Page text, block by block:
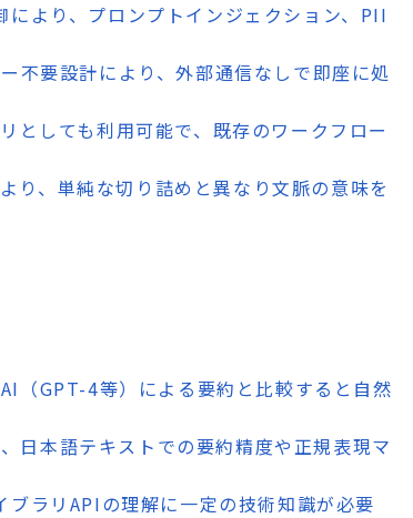
により、プロンプトインジェクション、PII
不要設計により、外部通信なしで即座に処
としても利用可能で、既存のワークフロー
り、単純な切り詰めと異なり文脈の意味を
（GPT-4等）による要約と比較すると自然
日本語テキストでの要約精度や正規表現マ
ブラリAPIの理解に一定の技術知識が必要